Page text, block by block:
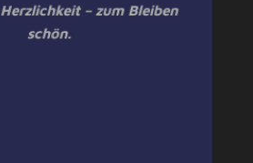
– zum Bleiben
schön.